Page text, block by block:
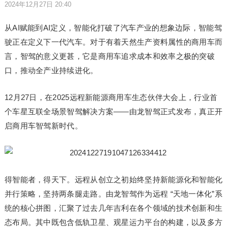
2024年12月27日 20:40
从AI赋能到AI定义，智能化打破了汽车产业的想象边际，智能驾
驶正在定义下一代汽车。对于有着天然生产资料属性的商用车而
言，智驾的意义更甚，它是商用车追求成本和效率之极的突破
口，推动全产业持续进化。
12月27日，在2025远程新能源商用车生态伙伴大会上，行业首
个车星互联全场景智驾解决方案——由龙智驾正式发布，真正开
启商用车智驾新时代。
得智能者，得天下。远程从创立之初始终坚持新能源化和智能化
并行策略，坚持两条腿走路。由龙智驾作为远程 “天地一体化”系
统的核心拼图，汇聚了过去几年吉利在各个领域的技术创新和生
态布局。其中既包含低轨卫星、观星运力平台的构建，以及多方